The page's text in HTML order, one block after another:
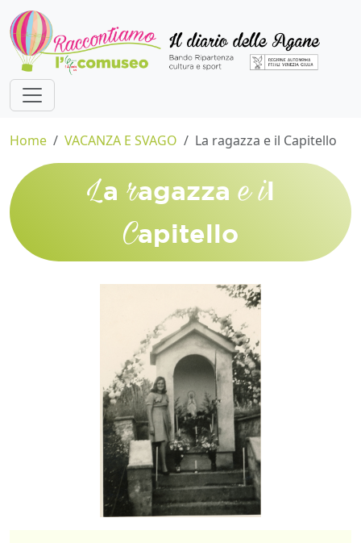
Home VACANZA E SVAGO La ragazza e il Capitello
La ragazzae il
Capitello